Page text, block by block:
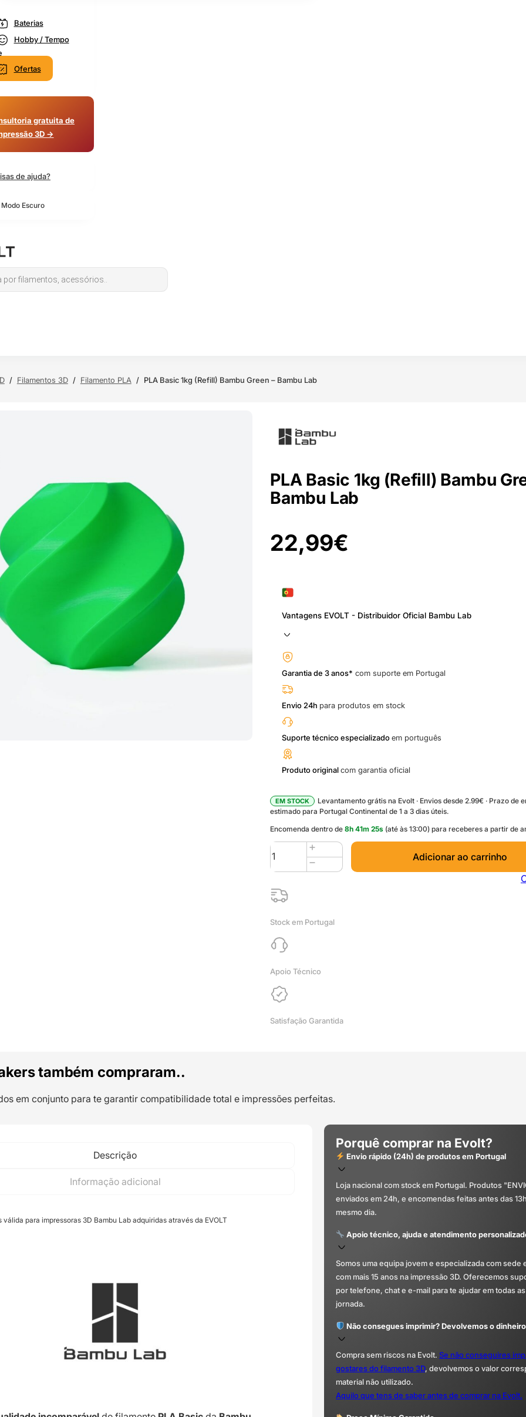
Baterias
Hobby / Tempo
Ofertas
gratuita de
3D →
de ajuda?
Escuro
/ Filamentos 3D / Filamento PLA / PLA Basic 1kg (Refill) Bambu Green – Bambu Lab
PLA Basic 1kg (Refill) Bambu
Bambu Lab
22,99€
Vantagens EVOLT - Distribuidor Oficial Bambu Lab
Garantia de 3 anos* com suporte em Portugal
Envio 24h para produtos em stock
Suporte técnico especializadoem português
Produto originalcom garantia oficial
EM STOCK
Levantamento grátis na Evolt · Envios desde 2.99€ · Prazo de
estimado para Portugal Continental de 1 a 3 dias úteis.
Encomenda dentro de 8h 41m 24s (até às 13:00) para receberes a partir de
Quantidade
de
PLA
Basic
1kg
Bambu
Green
Bambu
Adicionar ao carrinho
Stock em Portugal
Apoio Técnico
Satisfação Garantida
também compraram..
em conjunto para te garantir compatibilidade total e impressões perfeitas.
Descrição
Informação adicional
para impressoras 3D Bambu Lab adquiridas através da EVOLT
Porquê comprar na Evolt?
Envio rápido (24h) de produtos em Portugal
Loja nacional com stock em Portugal. Produtos
enviados em 24h, e encomendas feitas antes das
mesmo dia.
Apoio técnico, ajuda e atendimento
Somos uma equipa jovem e especializada com sede
com mais 15 anos na impressão 3D. Oferecemos
por telefone, chat e e-mail para te ajudar em todas
jornada.
Não consegues imprimir? Devolvemos o
Compra sem riscos na Evolt. Se não conseguires
gostares do filamento 3D, devolvemos o valor
material não utilizado.
Aquilo que tens de saber antes de comprar na Evolt.